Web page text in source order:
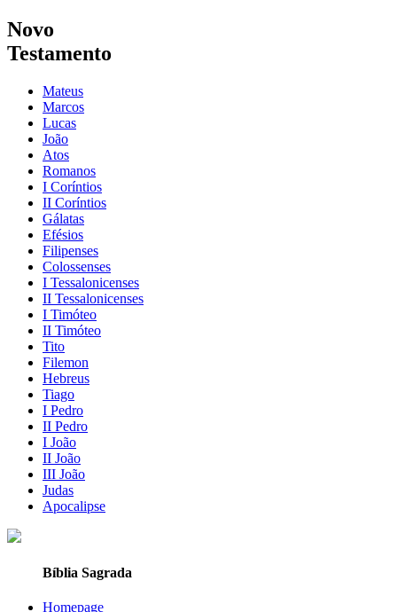
Novo
Testamento
Mateus
Marcos
Lucas
João
Atos
Romanos
I Coríntios
II Coríntios
Gálatas
Efésios
Filipenses
Colossenses
I Tessalonicenses
II Tessalonicenses
I Timóteo
II Timóteo
Tito
Filemon
Hebreus
Tiago
I Pedro
II Pedro
I João
II João
III João
Judas
Apocalipse
Bíblia Sagrada
Homepage